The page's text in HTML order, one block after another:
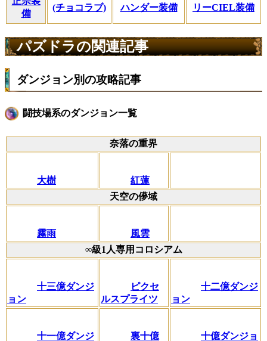
備
(チョコラブ)
ハンダー装備
リーCIEL装備
パズドラの関連記事
ダンジョン別の攻略記事
闘技場系のダンジョン一覧
奈落の重界
大樹
紅蓮
天空の儚域
霧雨
風雲
∞級1人専用コロシアム
十三億ダンジ
ョン
ピクセ
ルスプライツ
十二億ダンジ
ョン
十一億ダンジ
裏十億
十億ダンジョ